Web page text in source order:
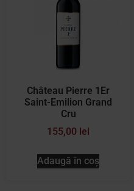
Château Pierre 1Er
Saint-Emilion Grand
Cru
155,00 lei
Adaugă în coș